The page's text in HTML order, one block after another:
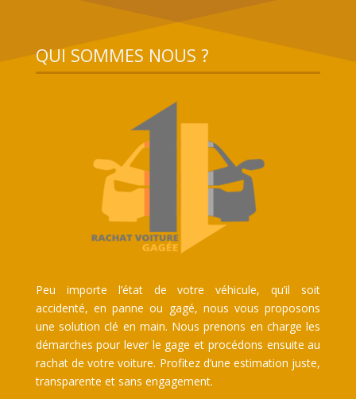
QUI SOMMES NOUS ?
Peu importe l’état de votre véhicule, qu’il soit
accidenté, en panne ou gagé, nous vous proposons
une solution clé en main. Nous prenons en charge les
démarches pour lever le gage et procédons ensuite au
rachat de votre voiture. Profitez d’une estimation juste,
transparente et sans engagement.